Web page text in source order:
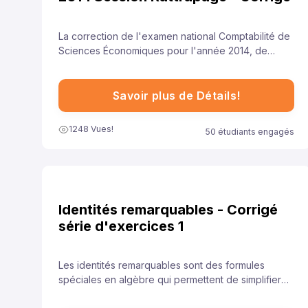
La correction de l'examen national Comptabilité de
Sciences Économiques pour l'année 2014, de
élèves à comprendre leurs erreurs et à améliorer
leurs compétences.Savoir plus de Détails!
1248 Vues! 50 étudiants engagés
Identités remarquables - Corrigé
série d'exercices 1
Les identités remarquables sont des formules
spéciales en algèbre qui permettent de simplifier